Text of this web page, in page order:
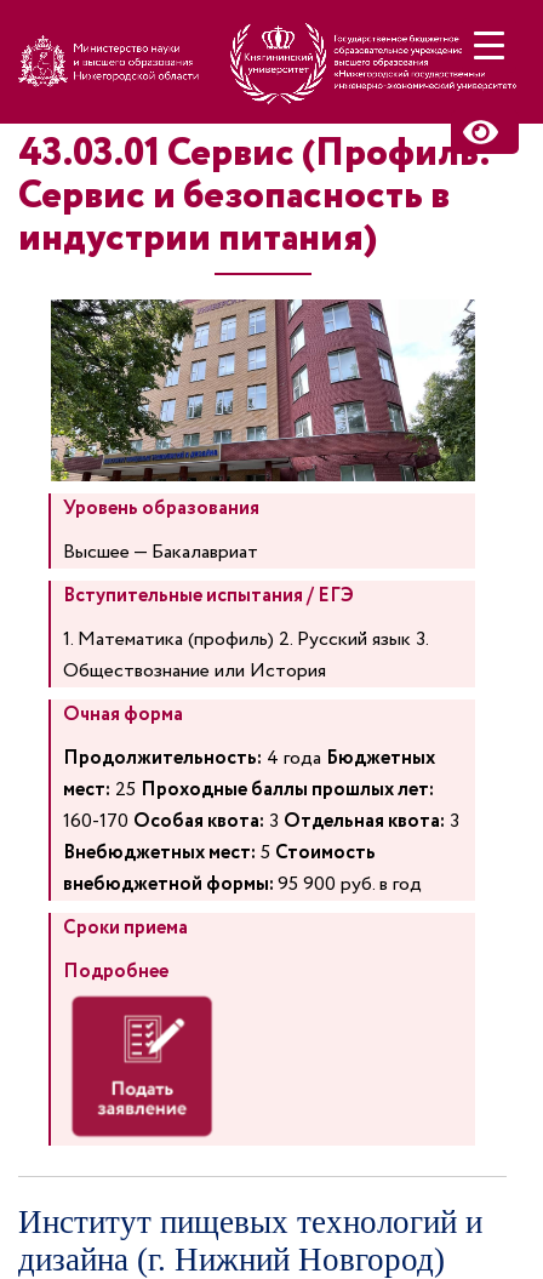
43.03.01 Сервис (Профиль:
Сервис и безопасность в
индустрии питания)
Уровень образования
Высшее — Бакалавриат
Вступительные испытания / ЕГЭ
1. Математика (профиль) 2. Русский язык 3.
Обществознание или История
Очная форма
Продолжительность: 4 года Бюджетных
мест: 25 Проходные баллы прошлых лет:
160-170 Особая квота: 3 Отдельная квота: 3
Внебюджетных мест: 5 Стоимость
внебюджетной формы:95 900 руб. в год
Сроки приема
Подробнее
Институт пищевых технологий и
дизайна (г. Нижний Новгород)